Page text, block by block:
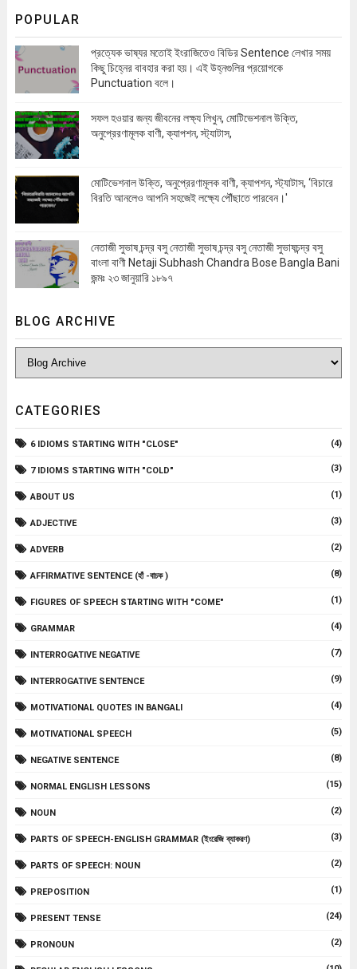
POPULAR
প্রত্যেক ভাষ্যর মতোই ইংরাজিতেও বিডির Sentence লেখার সময়
কিছু চিহ্নের বাবহার করা হয়। এই উহ্নগুলির প্রয়োগকে
Punctuation বলে।
সফল হওয়ার জন্য জীবনের লক্ষ্য লিখুন, মোটিভেশনাল উক্তি,
অনুপ্রেরণামূলক বাণী, ক্যাপশন, স্ট্যাটাস,
মোটিভেশনাল উক্তি, অনুপ্রেরণামূলক বাণী, ক্যাপশন, স্ট্যাটাস, ‘বিচারে
বিরতি আনলেও আপনি সহজেই লক্ষ্যে পৌঁছাতে পারবেন।'
নেতাজী সুভাষ চন্দ্র বসু নেতাজী সুভাষ চন্দ্র বসু নেতাজী সুভাষচন্দ্র বসু
বাংলা বাণী Netaji Subhash Chandra Bose Bangla Bani
জন্মঃ ২৩ জানুয়ারি ১৮৯৭
BLOG ARCHIVE
CATEGORIES
6 IDIOMS STARTING WITH "CLOSE" (4)
7 IDIOMS STARTING WITH "COLD" (3)
ABOUT US (1)
ADJECTIVE (3)
ADVERB (2)
AFFIRMATIVE SENTENCE (হাঁ -বাচক ) (8)
FIGURES OF SPEECH STARTING WITH "COME" (1)
GRAMMAR (4)
INTERROGATIVE NEGATIVE (7)
INTERROGATIVE SENTENCE (9)
MOTIVATIONAL QUOTES IN BANGALI (4)
MOTIVATIONAL SPEECH (5)
NEGATIVE SENTENCE (8)
NORMAL ENGLISH LESSONS (15)
NOUN (2)
PARTS OF SPEECH-ENGLISH GRAMMAR (ইংরেজি ব্যাকরণ) (3)
PARTS OF SPEECH: NOUN (2)
PREPOSITION (1)
PRESENT TENSE (24)
PRONOUN (2)